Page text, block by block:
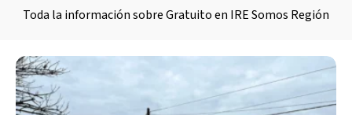
Toda la información sobre Gratuito en IRE Somos Región